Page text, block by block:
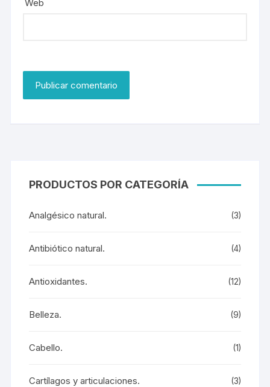
Web
PRODUCTOS POR CATEGORÍA
Analgésico natural. (3)
Antibiótico natural. (4)
Antioxidantes. (12)
Belleza. (9)
Cabello. (1)
Cartílagos y articulaciones. (3)